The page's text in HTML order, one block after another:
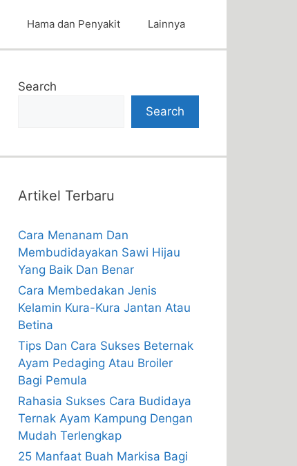
Hama dan Penyakit Lainnya
Search
Search
Artikel Terbaru
Cara Menanam Dan
Membudidayakan Sawi Hijau
Yang Baik Dan Benar
Cara Membedakan Jenis
Kelamin Kura-Kura Jantan Atau
Betina
Tips Dan Cara Sukses Beternak
Ayam Pedaging Atau Broiler
Bagi Pemula
Rahasia Sukses Cara Budidaya
Ternak Ayam Kampung Dengan
Mudah Terlengkap
25 Manfaat Buah Markisa Bagi